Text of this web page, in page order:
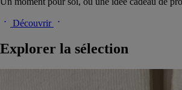
Découvrir
Explorer la sélection